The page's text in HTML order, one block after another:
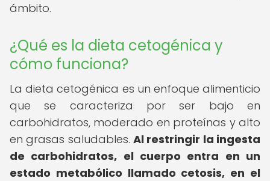
ámbito.
¿Qué es la dieta cetogénica y
cómo funciona?
La dieta cetogénica es un enfoque alimenticio
que se caracteriza por ser bajo en
carbohidratos, moderado en proteínas y alto
en grasas saludables. Al restringir la ingesta
de carbohidratos, el cuerpo entra en un
estado metabólico llamado cetosis, en el